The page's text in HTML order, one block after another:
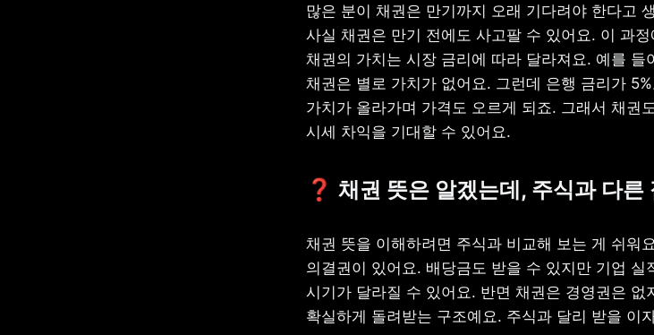
많은 분이 채권은 만기까지 오래 기다려야 한다고
사실 채권은 만기 전에도 사고팔 수 있어요. 이 과
채권의 가치는 시장 금리에 따라 달라져요. 예를 들
채권은 별로 가치가 없어요. 그런데 은행 금리가
가치가 올라가며 가격도 오르게 되죠. 그래서 채권
시세 차익을 기대할 수 있어요.
❓ 채권 뜻은 알겠는데, 주식과 다른
채권 뜻을 이해하려면 주식과 비교해 보는 게 쉬워
의결권이 있어요. 배당금도 받을 수 있지만 기업
시기가 달라질 수 있어요. 반면 채권은 경영권은 없
확실하게 돌려받는 구조예요. 주식과 달리 받을 이